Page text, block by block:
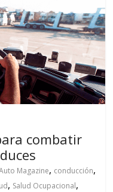
combatir
Magazine, conducción,
, Salud Ocupacional,